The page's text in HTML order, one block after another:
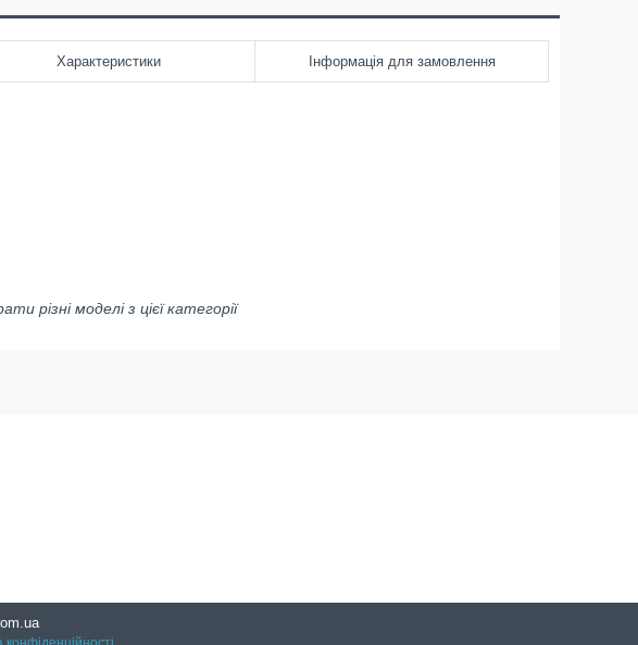
Характеристики Інформація для замовлення
різні моделі з цієї категорії